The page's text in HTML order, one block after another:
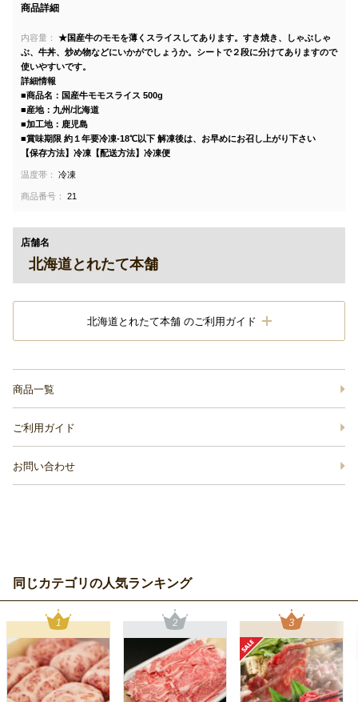
商品詳細
内容量：
★国産牛のモモを薄くスライスしてあります。すき焼き、しゃぶしゃ
ぶ、牛丼、炒め物などにいかがでしょうか。シートで２段に分けてありますので
使いやすいです。
詳細情報
■商品名：国産牛モモスライス 500g
■産地：九州/北海道
■加工地：鹿児島
■賞味期限 約１年要冷凍-18℃以下 解凍後は、お早めにお召し上がり下さい
【保存方法】冷凍【配送方法】冷凍便
温度帯： 冷凍
商品番号： 21
店舗名
北海道とれたて本舗
北海道とれたて本舗 のご利用ガイド
商品一覧
ご利用ガイド
お問い合わせ
同じカテゴリの人気ランキング